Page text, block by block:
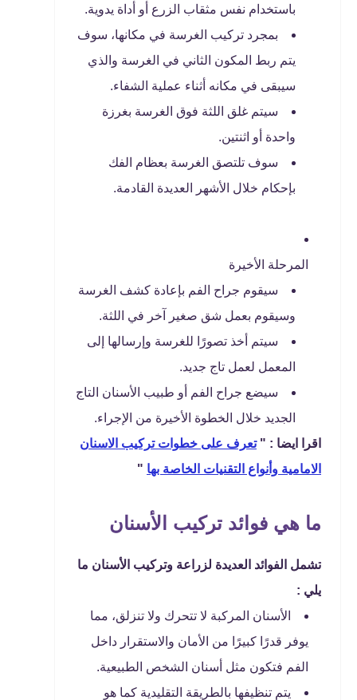
باستخدام نفس مثقاب الزرع أو أداة يدوية.
بمجرد تركيب الغرسة في مكانها، سوف
يتم ربط المكون الثاني في الغرسة والذي
سيبقى في مكانه أثناء عملية الشفاء.
سيتم غلق اللثة فوق الغرسة بغرزة
واحدة أو اثنتين.
سوف تلتصق الغرسة بعظام الفك
بإحكام خلال الأشهر العديدة القادمة.
المرحلة الأخيرة
سيقوم جراح الفم بإعادة كشف الغرسة
وسيقوم بعمل شق صغير آخر في اللثة.
سيتم أخذ تصورًا للغرسة وإرسالها إلى
المعمل لعمل تاج جديد.
سيضع جراح الفم أو طبيب الأسنان التاج
الجديد خلال الخطوة الأخيرة من الإجراء.
اقرا ايضا : "تعرف على خطوات تركيب الاسنان
الامامية وأنواع التقنيات الخاصة بها "
ما هي فوائد تركيب الأسنان
تشمل الفوائد العديدة لزراعة وتركيب الأسنان ما
يلي :
الأسنان المركبة لا تتحرك ولا تنزلق، مما
يوفر قدرًا كبيرًا من الأمان والاستقرار داخل
الفم فتكون مثل أسنان الشخص الطبيعية.
يتم تنظيفها بالطريقة التقليدية كما هو